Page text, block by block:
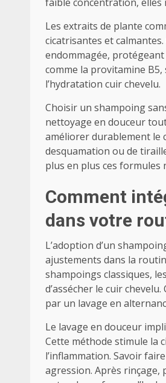
Les extraits de plante
cicatrisantes et
endommagée,
comme la provitamine
l’hydratation cuir chevelu.
Choisir un shampoing
nettoyage en douceur
améliorer durablement le
desquamation ou de
plus en plus ces formules
Comment
dans votre
L’adoption d’un
ajustements dans la
shampoings classiques,
d’assécher le cuir
par un lavage en
Le lavage en douceur
Cette méthode stimule la
l’inflammation. Savoir
agression. Après rinçage,